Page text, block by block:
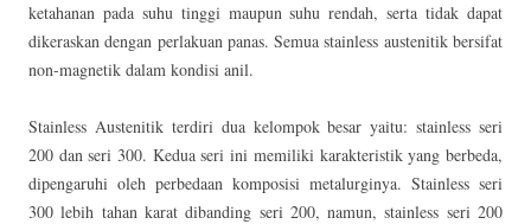
ketahanan pada suhu tinggi maupun suhu rendah, serta tidak dapat
dikeraskan dengan perlakuan panas. Semua stainless austenitik bersifat
non-magnetik dalam kondisi anil.
Stainless Austenitik terdiri dua kelompok besar yaitu: stainless seri
200 dan seri 300. Kedua seri ini memiliki karakteristik yang berbeda,
dipengaruhi oleh perbedaan komposisi metalurginya. Stainless seri
300 lebih tahan karat dibanding seri 200, namun, stainless seri 200